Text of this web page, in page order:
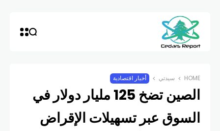
HOME سيدتي أخبار اقتصادية
الصين تضخ 125 مليار دولار في
السوق عبر تسهيلات الإقراض